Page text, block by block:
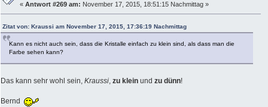
«Antwort #269 am: November 17, 2015, 18:51:15 Nachmittag »
Zitat von: Kraussi am November 17, 2015, 17:36:19 Nachmittag
Kann es nicht auch sein, dass die Kristalle einfach zu klein sind, als dass man die
Farbe sehen kann?
Das kann sehr wohl sein, Kraussi, zu klein und zu dünn!
Bernd